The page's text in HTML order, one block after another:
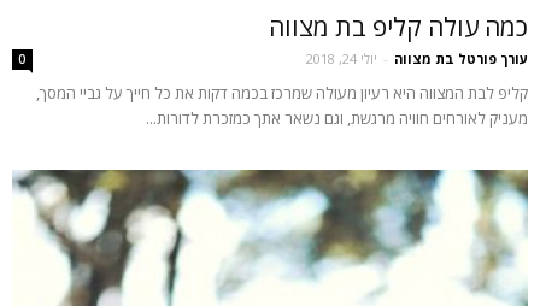
כמה עולה קליפ בת מצווה
עורך פורטל בת מצווה - יולי 24, 2018 0
קליפ לבת המצווה היא רעיון מעולה שמרכז בכמה דקות את כל חייך על גביי המסך,
מעניק לאורחים חוויה מרגשת, וגם נשאר אתך כמזכרת לדורות...